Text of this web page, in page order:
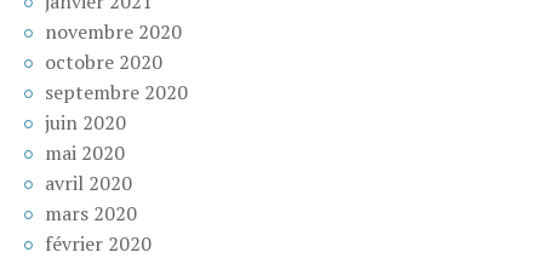
novembre 2020
octobre 2020
septembre 2020
juin 2020
mai 2020
avril 2020
mars 2020
février 2020